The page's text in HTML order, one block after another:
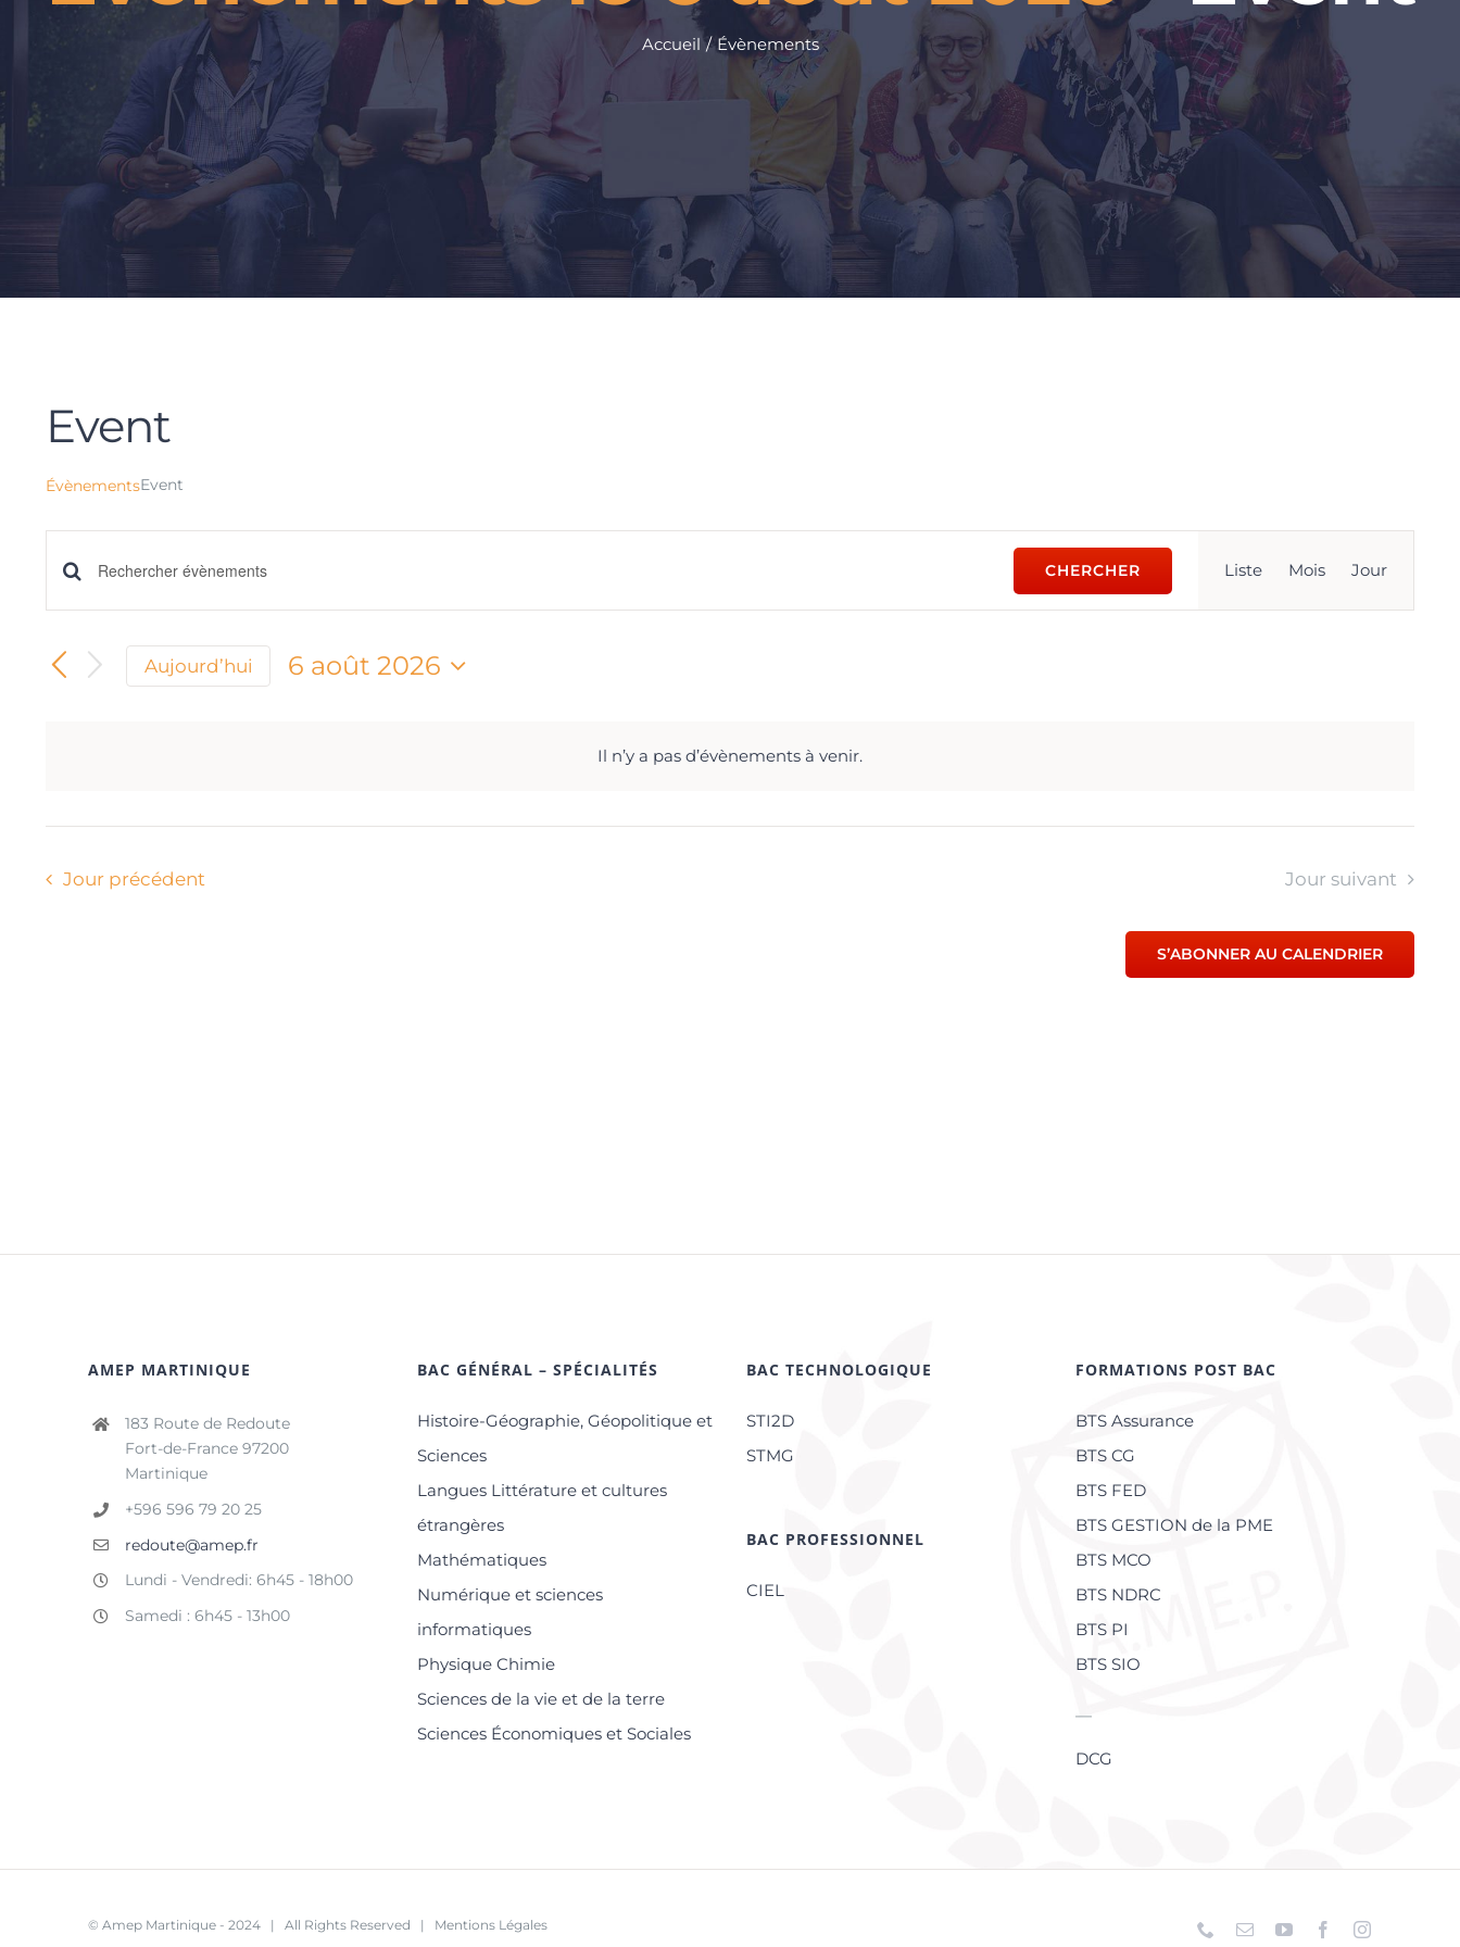
Accueil Évènements
Il n’y a pas d’évènements à venir.
Event
ÉvènementsEvent
Recherche
et
navigation
Évènements
Saisir
clé.
Rechercher
clé.
CHERCHER
de
vues
Liste Mois Jour
Aujourd’hui
6 août 2026
Jour précédent Jour suivant
S’ABONNER AU CALENDRIER
AMEP MARTINIQUE
183 Route de Redoute
Fort-de-France 97200
Martinique
+596 596 79 20 25
redoute@amep.fr
Lundi - Vendredi: 6h45 - 18h00
Samedi : 6h45 - 13h00
BAC GÉNÉRAL – SPÉCIALITÉS
Histoire-Géographie, Géopolitique et
Sciences
Langues Littérature et cultures
étrangères
Mathématiques
Numérique et sciences
informatiques
Physique Chimie
Sciences de la vie et de la terre
Sciences Économiques et Sociales
BAC TECHNOLOGIQUE
STI2D
STMG
BAC PROFESSIONNEL
CIEL
FORMATIONS POST BAC
BTS Assurance
BTS CG
BTS FED
BTS GESTION de la PME
BTS MCO
BTS NDRC
BTS PI
BTS SIO
—
DCG
© Amep Martinique - 2024 | All Rights Reserved | Mentions Légales Téléphone
EmailYouTubeFacebookInstagram